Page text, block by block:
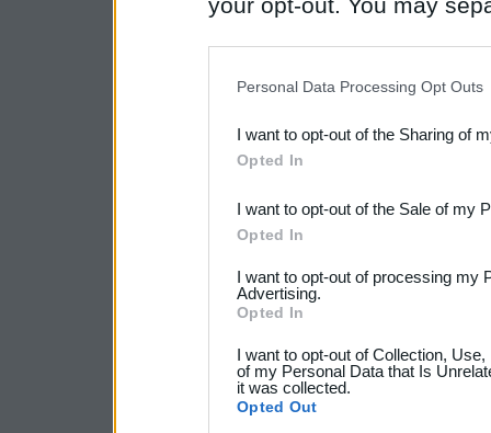
Downstream Participants
third parties.
Please note that this
services and may gather
not limited to your visit or
your data for below
consent section.
Personal Data Processing Opt Outs
I want to opt-out of the Sharing of
Opted In
I want to opt-out of the Sale of my
Opted In
I want to opt-out of processing my
Advertising.
Opted In
I want to opt-out of Collection,
of my Personal Data that Is
it was collected.
Opted Out